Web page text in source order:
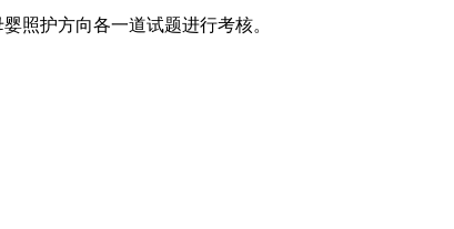
照护方向各一道试题进行考核。